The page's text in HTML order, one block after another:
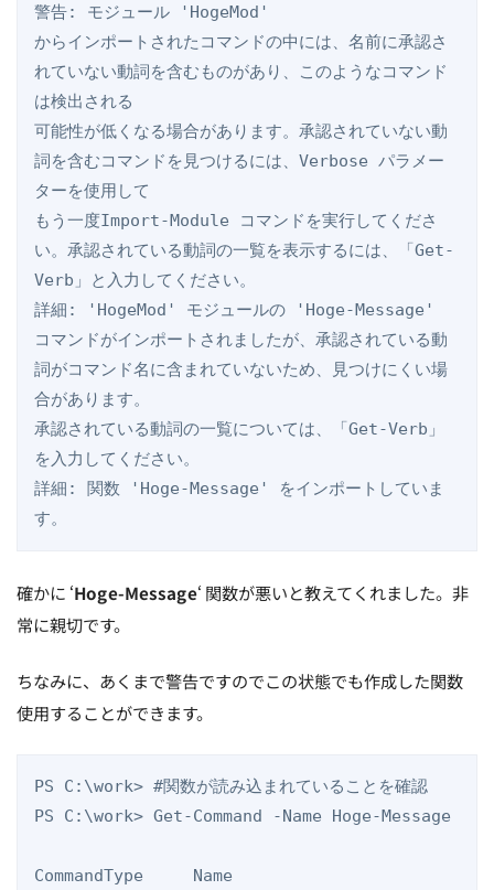
警告: モジュール 'HogeMod'
からインポートされたコマンドの中には、名前に承認さ
れていない動詞を含むものがあり、このようなコマンド
は検出される
可能性が低くなる場合があります。承認されていない動
詞を含むコマンドを見つけるには、Verbose パラメー
ターを使用して
もう一度Import-Module コマンドを実行してくださ
い。承認されている動詞の一覧を表示するには、「Get-
Verb」と入力してください。
詳細: 'HogeMod' モジュールの 'Hoge-Message'
コマンドがインポートされましたが、承認されている動
詞がコマンド名に含まれていないため、見つけにくい場
合があります。
承認されている動詞の一覧については、「Get-Verb」
を入力してください。
詳細: 関数 'Hoge-Message' をインポートしていま
す。
確かに ‘Hoge-Message‘ 関数が悪いと教えてくれました。非
常に親切です。
ちなみに、あくまで警告ですのでこの状態でも作成した関数
使用することができます。
PS C:\work> #関数が読み込まれていることを確認
PS C:\work> Get-Command -Name Hoge-Message
CommandType     Name